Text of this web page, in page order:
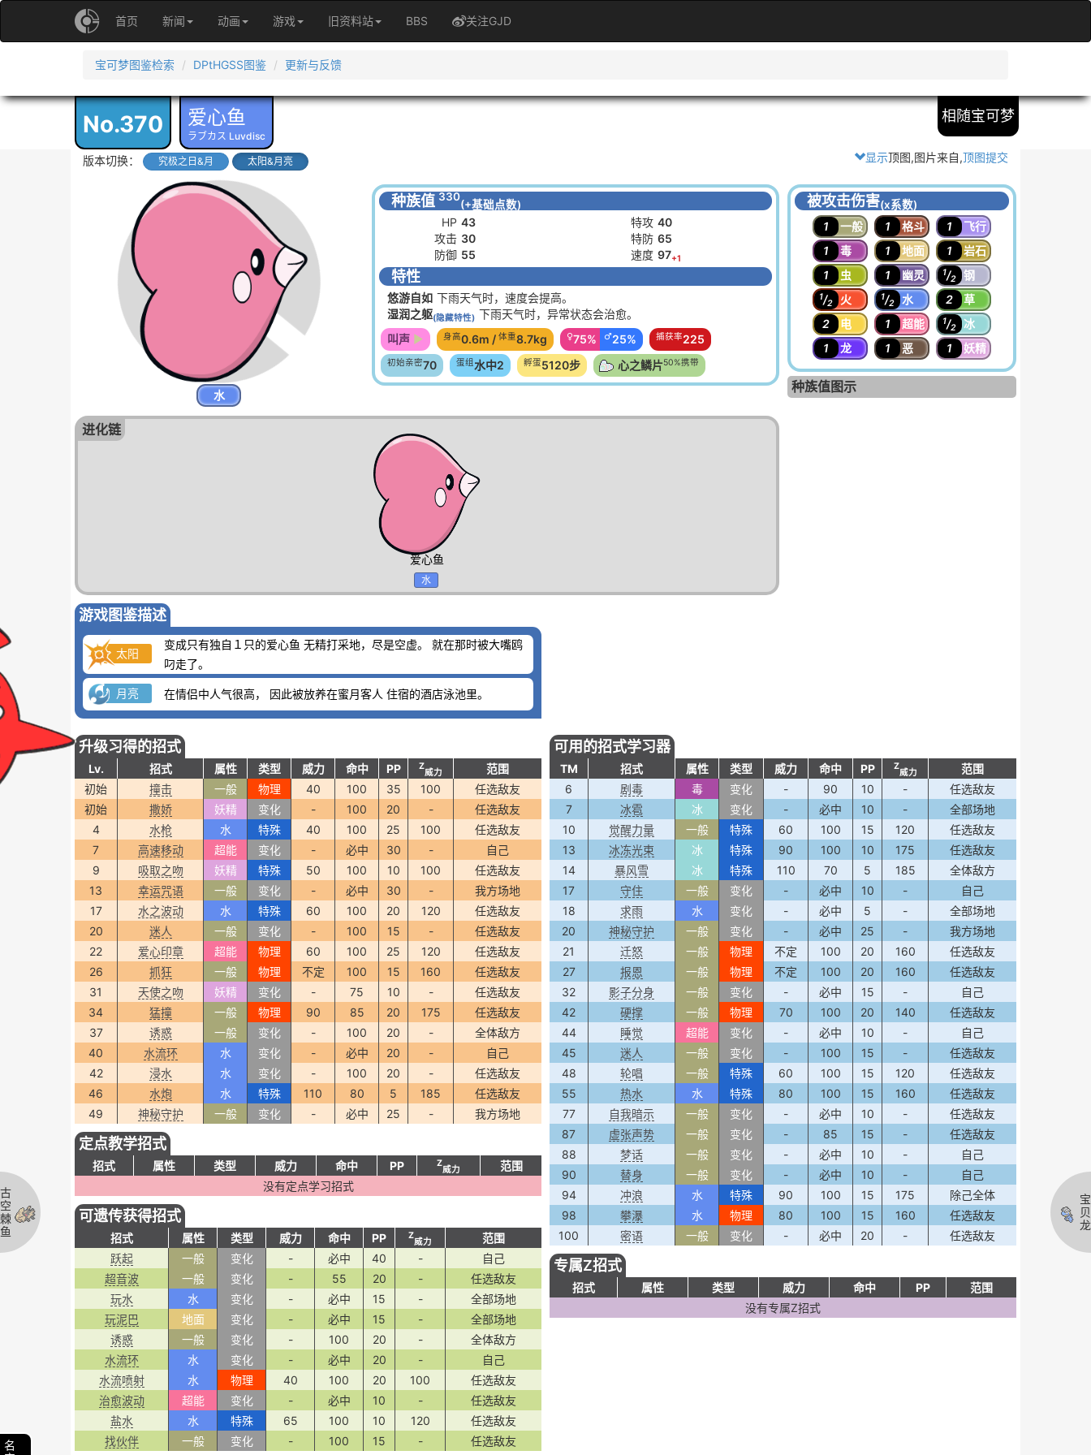
首页 新闻 动画 游戏 旧资料站 BBS 关注GJD
宝可梦图鉴检索 DPtHGSS图鉴 更新与反馈
名
No.370 爱心鱼
ラブカス Luvdisc
相随宝可梦
显示顶图,图片来自,顶图提交
版本切换： 究极之日&月 太阳&月亮
水
种族值 330
(+基础点数)
HP 43 特攻 40
攻击 30 特防 65
防御 55 速度 97+1
特性
悠游自如 下雨天气时，速度会提高。
湿润之躯(隐藏特性) 下雨天气时，异常状态会治愈。
叫声
身高0.6m / 体重8.7kg ♀75% ♂25% 捕获率225
初始亲密70 蛋组 水中2 孵蛋5120步 心之鳞片50%携带
进化链
爱心鱼
水
被攻击伤害(x系数)
1 一般 1 格斗 1
飞行
1
毒 1 地面 1
岩石
1
虫 1 幽灵 1/2 钢
1/2 火 1/2 水 2
草
2
电 1 超能 1/2
冰
1
龙 1 恶 1 妖精
种族值图示
游戏图鉴描述
太阳
变成只有独自１只的爱心鱼 无精打采地，尽是空虚。 就在那时被大嘴鸥
叼走了。
月亮 在情侣中人气很高， 因此被放养在蜜月客人 住宿的酒店泳池里。
升级习得的招式
Lv. 招式 属性 类型 威力 命中 PP Z
威力
范围
初始
撞击 一般 物理 40 100 35 100
任选敌友
初始
撒娇 妖精 变化 - 100 20 -
任选敌友
4
水枪 水 特殊 40 100 25 100
任选敌友
7
高速移动 超能 变化 - 必中 30 -
自己
9
吸取之吻 妖精 特殊 50 100 10 100
任选敌友
13
幸运咒语 一般 变化 - 必中 30 -
我方场地
17
水之波动 水 特殊 60 100 20 120
任选敌友
20
迷人 一般 变化 - 100 15 -
任选敌友
22
爱心印章 超能 物理 60 100 25 120
任选敌友
26
抓狂 一般 物理 不定 100 15 160
任选敌友
31
天使之吻 妖精 变化 - 75 10 -
任选敌友
34
猛撞 一般 物理 90 85 20 175
任选敌友
37
诱惑 一般 变化 - 100 20 -
全体敌方
40
水流环 水 变化 - 必中 20 -
自己
42
浸水 水 变化 - 100 20 -
任选敌友
46
水炮 水 特殊 110 80 5 185
任选敌友
49
神秘守护 一般 变化 - 必中 25 - 我方场地
可用的招式学习器
TM 招式 属性 类型 威力 命中 PP Z
威力
范围
6
剧毒 毒 变化 - 90 10 -
任选敌友
7
冰雹 冰 变化 - 必中 10 -
全部场地
10
觉醒力量 一般 特殊 60 100 15 120
任选敌友
13
冰冻光束 冰 特殊 90 100 10 175
任选敌友
14
暴风雪 冰 特殊 110 70 5 185
全体敌方
17
守住 一般 变化 - 必中 10 -
自己
18
求雨 水 变化 - 必中 5 -
全部场地
20
神秘守护 一般 变化 - 必中 25 -
我方场地
21
迁怒 一般 物理 不定 100 20 160
任选敌友
27
报恩 一般 物理 不定 100 20 160
任选敌友
32
影子分身 一般 变化 - 必中 15 -
自己
42
硬撑 一般 物理 70 100 20 140
任选敌友
44
睡觉 超能 变化 - 必中 10 -
自己
45
迷人 一般 变化 - 100 15 -
任选敌友
48
轮唱 一般 特殊 60 100 15 120
任选敌友
55
热水 水 特殊 80 100 15 160
任选敌友
77
自我暗示 一般 变化 - 必中 10 -
任选敌友
87
虚张声势 一般 变化 - 85 15 -
任选敌友
88
梦话 一般 变化 - 必中 10 -
自己
90
替身 一般 变化 - 必中 10 -
自己
94
冲浪 水 特殊 90 100 15 175
除己全体
98
攀瀑 水 物理 80 100 15 160
任选敌友
100
密语 一般 变化 - 必中 20 - 任选敌友
定点教学招式
招式 属性 类型 威力 命中 PP Z
威力
范围
没有定点学习招式
可遗传获得招式
招式 属性 类型 威力 命中 PP Z
威力
范围
跃起
一般 变化 - 必中 40 -
自己
超音波
一般 变化 - 55 20 -
任选敌友
玩水
水 变化 - 必中 15 -
全部场地
玩泥巴
地面 变化 - 必中 15 -
全部场地
诱惑
一般 变化 - 100 20 -
全体敌方
水流环
水 变化 - 必中 20 -
自己
水流喷射
水 物理 40 100 20 100
任选敌友
治愈波动
超能 变化 - 必中 10 -
任选敌友
盐水
水 特殊 65 100 10 120
任选敌友
找伙伴
一般 变化 - 100 15 - 任选敌友
专属Z招式
招式 属性 类型 威力 命中 PP
范围
没有专属Z招式
古
空
棘
鱼
宝
贝
龙